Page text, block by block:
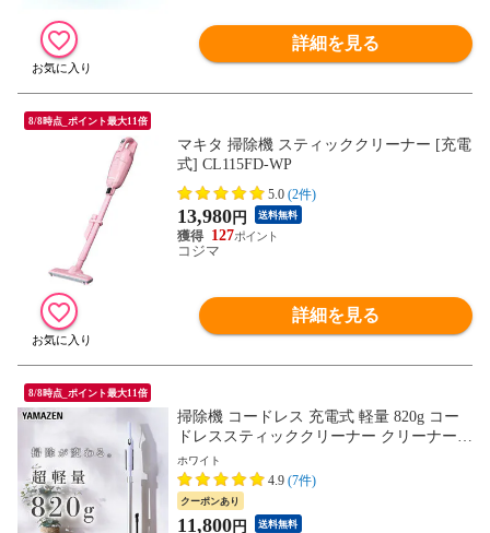
詳細を見る
8/8時点_ポイント最大11倍
マキタ 掃除機 スティッククリーナー [充電
式] CL115FD-WP
5.0 (2件)
13,980円 送料無料
127
コジマ
詳細を見る
8/8時点_ポイント最大11倍
掃除機 コードレス 充電式 軽量 820g コー
ドレススティッククリーナー クリーナー
スティック ハンディ スタンド付 ES-SL45
コードレスクリーナー コードレス掃除機
ハンディクリーナー 山善 YAMAZEN 【送
料無料】
ホワイト
4.9 (7件)
クーポンあり
11,800円 送料無料